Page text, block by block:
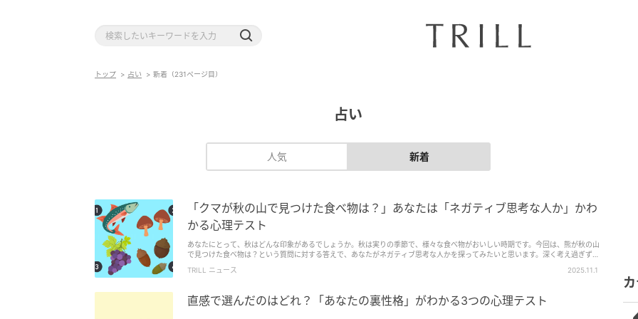
トップ 占い 新着（231ページ目）
占い
人気 新着
「クマが秋の山で見つけた食べ物は？」あなたは「ネガティブ思考な人か」かわ
かる心理テスト
あなたにとって、秋はどんな印象があるでしょうか。秋は実りの季節で、様々な食べ物がおいしい時期です。今回は、熊が秋の山
で見つけた食べ物は？という質問に対する答えで、あなたがネガティブ思考な人かを探ってみたいと思います。深く考え過ぎず、
TRILL ニュース 2025.11.1
直感で選んだのはどれ？「あなたの裏性格」がわかる3つの心理テスト